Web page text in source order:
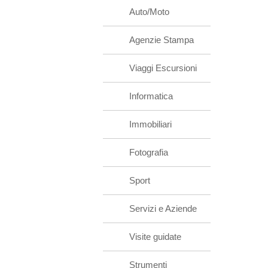
Auto/Moto
Agenzie Stampa
Viaggi Escursioni
Informatica
Immobiliari
Fotografia
Sport
Servizi e Aziende
Visite guidate
Strumenti